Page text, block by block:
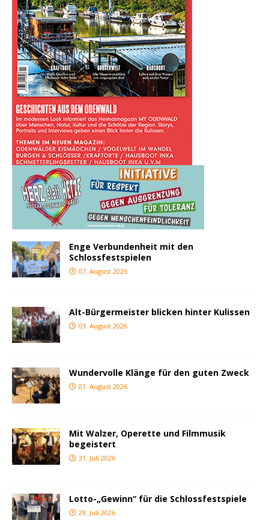
Enge Verbundenheit mit den
Schlossfestspielen
07. August 2026
Alt-Bürgermeister blicken hinter Kulissen
03. August 2026
Wundervolle Klänge für den guten Zweck
01. August 2026
Mit Walzer, Operette und Filmmusik
begeistert
31. Juli 2026
Lotto-„Gewinn“ für die Schlossfestspiele
29. Juli 2026